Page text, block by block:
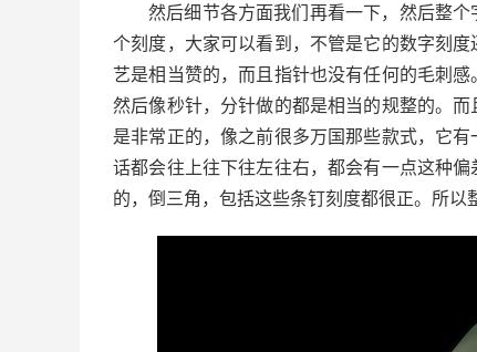
然后细节各方面我们再看一下，然后整
个刻度，大家可以看到，不管是它的数字刻
艺是相当赞的，而且指针也没有任何的毛刺
然后像秒针，分针做的都是相当的规整的。
是非常正的，像之前很多万国那些款式，它
话都会往上往下往左往右，都会有一点这种
的，倒三角，包括这些条钉刻度都很正。所以